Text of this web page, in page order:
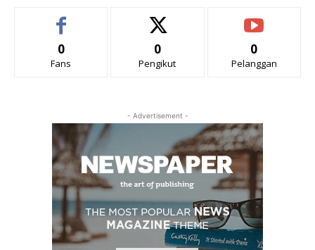
0
Fans
0
Pengikut
0
Pelanggan
- Advertisement -